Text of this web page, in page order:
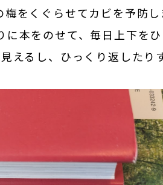
をくぐらせてカビを予防
に本をのせて、毎日上下
えるし、ひっくり返したり